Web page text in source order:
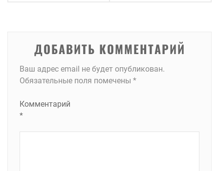
ДОБАВИТЬ КОММЕНТАРИЙ
Ваш адрес email не будет опубликован.
Обязательные поля помечены *
Комментарий
*